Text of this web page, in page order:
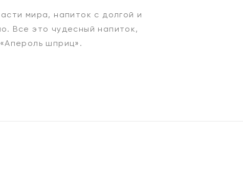
мира, напиток с долгой и
Все это чудесный напиток,
шприц».